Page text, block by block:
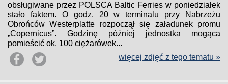
obsługiwane przez POLSCA Baltic Ferries w poniedziałek
stało faktem. O godz. 20 w terminalu przy Nabrzeżu
Obrońców Westerplatte rozpoczął się załadunek promu
„Copernicus”. Godzinę później jednostka mogąca
pomieścić ok. 100 ciężarówek...
więcej zdjęć z tego tematu »